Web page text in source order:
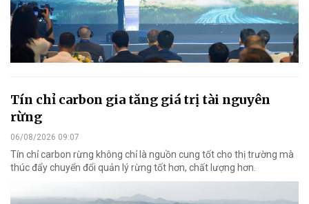
Tín chỉ carbon gia tăng giá trị tài nguyên
rừng
06/08/2026 09:07
Tín chỉ carbon rừng không chỉ là nguồn cung tốt cho thị trường mà
thúc đẩy chuyển đổi quản lý rừng tốt hơn, chất lượng hơn.